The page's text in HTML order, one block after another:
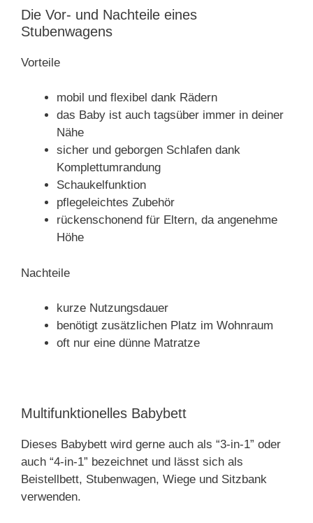
Die Vor- und Nachteile eines
Stubenwagens
Vorteile
mobil und flexibel dank Rädern
das Baby ist auch tagsüber immer in deiner
Nähe
sicher und geborgen Schlafen dank
Komplettumrandung
Schaukelfunktion
pflegeleichtes Zubehör
rückenschonend für Eltern, da angenehme
Höhe
Nachteile
kurze Nutzungsdauer
benötigt zusätzlichen Platz im Wohnraum
oft nur eine dünne Matratze
Multifunktionelles Babybett
Dieses Babybett wird gerne auch als “3-in-1” oder
auch “4-in-1” bezeichnet und lässt sich als
Beistellbett, Stubenwagen, Wiege und Sitzbank
verwenden.